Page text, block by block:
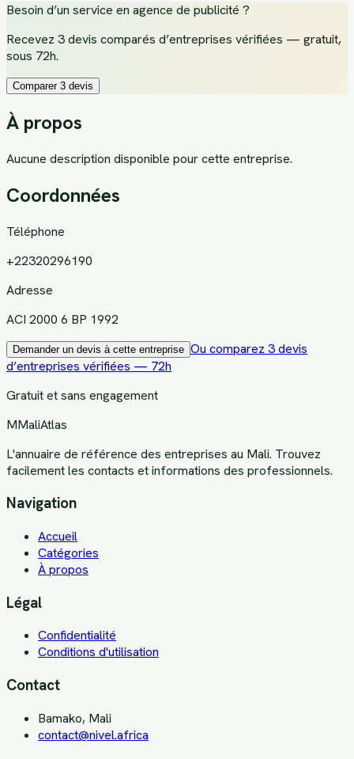
Besoin d’un service en agence de publicité ?
Recevez 3 devis comparés d’entreprises vérifiées — gratuit,
sous 72h.
Comparer 3 devis
À propos
Aucune description disponible pour cette entreprise.
Coordonnées
Téléphone
+22320296190
Adresse
ACI 2000 6 BP 1992
Demander un devis à cette entreprise Ou comparez 3 devis
d’entreprises vérifiées — 72h
Gratuit et sans engagement
MMaliAtlas
L'annuaire de référence des entreprises au Mali. Trouvez
facilement les contacts et informations des professionnels.
Navigation
Accueil
Catégories
À propos
Légal
Confidentialité
Conditions d'utilisation
Contact
Bamako, Mali
contact@nivel.africa